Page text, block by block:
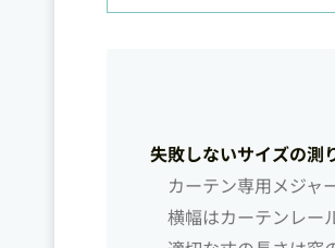
失敗しないサイズの測
カーテン専用メジャ
横幅はカーテンレー